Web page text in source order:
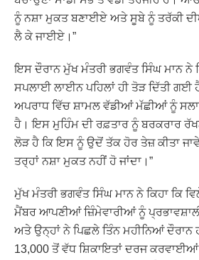
ਨੂੰ ਨਸ਼ਾ ਮੁਕਤ ਬਣਾਈਏ ਅਤੇ ਸੂਬੇ ਨੂੰ ਤਰੱਕੀ
ਲੈ ਕੇ ਜਾਈਏ।”
ਇਸ ਦੌਰਾਨ ਮੁੱਖ ਮੰਤਰੀ ਭਗਵੰਤ ਸਿੰਘ ਮਾਨ ਨੇ
ਸਪਲਾਈ ਲਾਈਨ ਪਹਿਲਾਂ ਹੀ ਤੋੜ ਦਿੱਤੀ
ਅਪਰਾਧ ਵਿੱਚ ਸ਼ਾਮਲ ਵੱਡੀਆਂ ਮੱਛੀਆਂ ਨੂੰ
ਹੈ। ਇਸ ਮੁਹਿੰਮ ਦੀ ਰਫ਼ਤਾਰ ਨੂੰ ਬਰਕਰਾਰ
ਲੋੜ ਹੈ ਕਿ ਇਸ ਨੂੰ ਉਦੋਂ ਤੱਕ ਹੋਰ ਤੇਜ਼ ਕੀਤਾ
ਤਰ੍ਹਾਂ ਨਸ਼ਾ ਮੁਕਤ ਨਹੀਂ ਹੋ ਜਾਂਦਾ।”
ਮੁੱਖ ਮੰਤਰੀ ਭਗਵੰਤ ਸਿੰਘ ਮਾਨ ਨੇ ਕਿਹਾ ਕਿ
ਮੈਂਬਰ ਆਪਣੀਆਂ ਜ਼ਿੰਮੇਵਾਰੀਆਂ ਨੂੰ
ਅਤੇ ਉਨ੍ਹਾਂ ਨੇ ਪਿਛਲੇ ਤਿੰਨ ਮਹੀਨਿਆਂ ਦੌਰਾਨ
13,000 ਤੋਂ ਵੱਧ ਸ਼ਿਕਾਇਤਾਂ ਦਰਜ ਕਰਵਾਈਆਂ